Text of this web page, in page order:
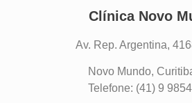
Clínica Novo
Av. Rep. Argentina,
Novo Mundo,
Telefone: (41) 9